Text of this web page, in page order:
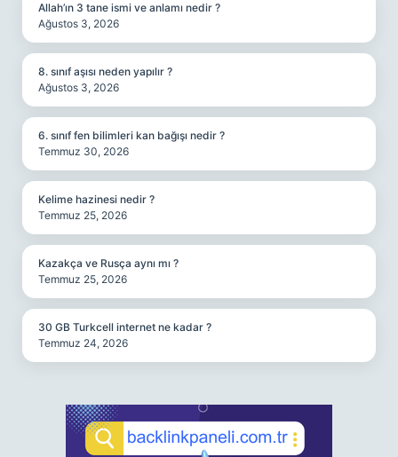
Allah’ın 3 tane ismi ve anlamı nedir ?
Ağustos 3, 2026
8. sınıf aşısı neden yapılır ?
Ağustos 3, 2026
6. sınıf fen bilimleri kan bağışı nedir ?
Temmuz 30, 2026
Kelime hazinesi nedir ?
Temmuz 25, 2026
Kazakça ve Rusça aynı mı ?
Temmuz 25, 2026
30 GB Turkcell internet ne kadar ?
Temmuz 24, 2026